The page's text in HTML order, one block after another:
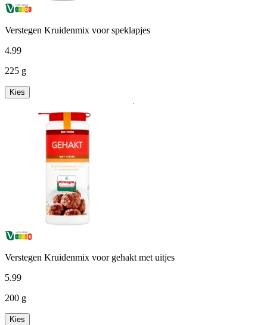
Verstegen Kruidenmix voor speklapjes
4.99
225 g
Kies
Verstegen Kruidenmix voor gehakt met uitjes
5.99
200 g
Kies